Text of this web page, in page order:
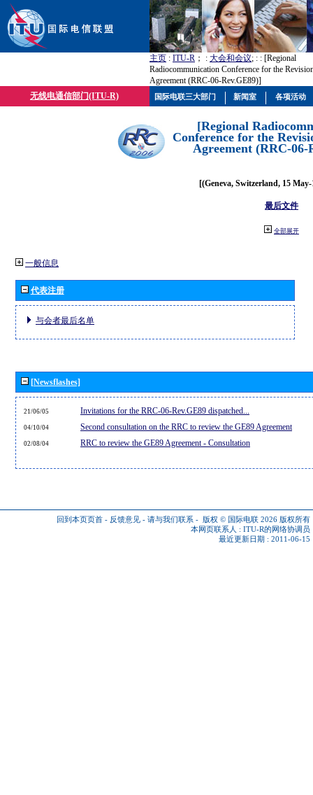
主页 : ITU-R ； : 大会和会议; : : [Regional
Radiocommunication Conference for the
Agreement (RRC-06-Rev.GE89)]
无线电通信部门(ITU-R)
[Regional
Conference for the
Agreement (RRC-06-
[(Geneva, Switzerland, 15
最后文件
全部展开
一般信息
代表注册
与会者最后名单
[Newsflashes]
21/06/05 Invitations for the RRC-06-Rev.GE89 dispatched...
04/10/04 Second consultation on the RRC to review the GE89 Agreement
02/08/04 RRC to review the GE89 Agreement - Consultation
回到本页页首 - 反馈意见 - 请与我们联系 - 版权 © 国际电联 2026 版权所有
本网页联系人 : ITU-R的网络协调员
最近更新日期 : 2011-06-15
国际电联三大部门 新闻室 各项活动